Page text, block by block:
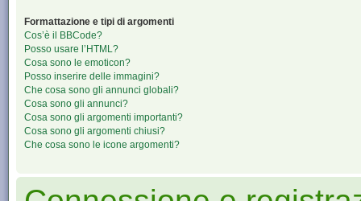
Formattazione e tipi di argomenti
Cos’è il BBCode?
Posso usare l’HTML?
Cosa sono le emoticon?
Posso inserire delle immagini?
Che cosa sono gli annunci globali?
Cosa sono gli annunci?
Cosa sono gli argomenti importanti?
Cosa sono gli argomenti chiusi?
Che cosa sono le icone argomenti?